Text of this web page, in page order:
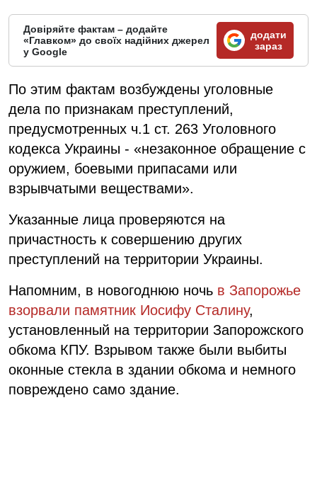
Довіряйте фактам – додайте
«Главком» до своїх надійних джерел
у Google
додати
зараз
По этим фактам возбуждены уголовные
дела по признакам преступлений,
предусмотренных ч.1 ст. 263 Уголовного
кодекса Украины - «незаконное обращение с
оружием, боевыми припасами или
взрывчатыми веществами».
Указанные лица проверяются на
причастность к совершению других
преступлений на территории Украины.
Напомним, в новогоднюю ночь в Запорожье
взорвали памятник Иосифу Сталину,
установленный на территории Запорожского
обкома КПУ. Взрывом также были выбиты
оконные стекла в здании обкома и немного
повреждено само здание.